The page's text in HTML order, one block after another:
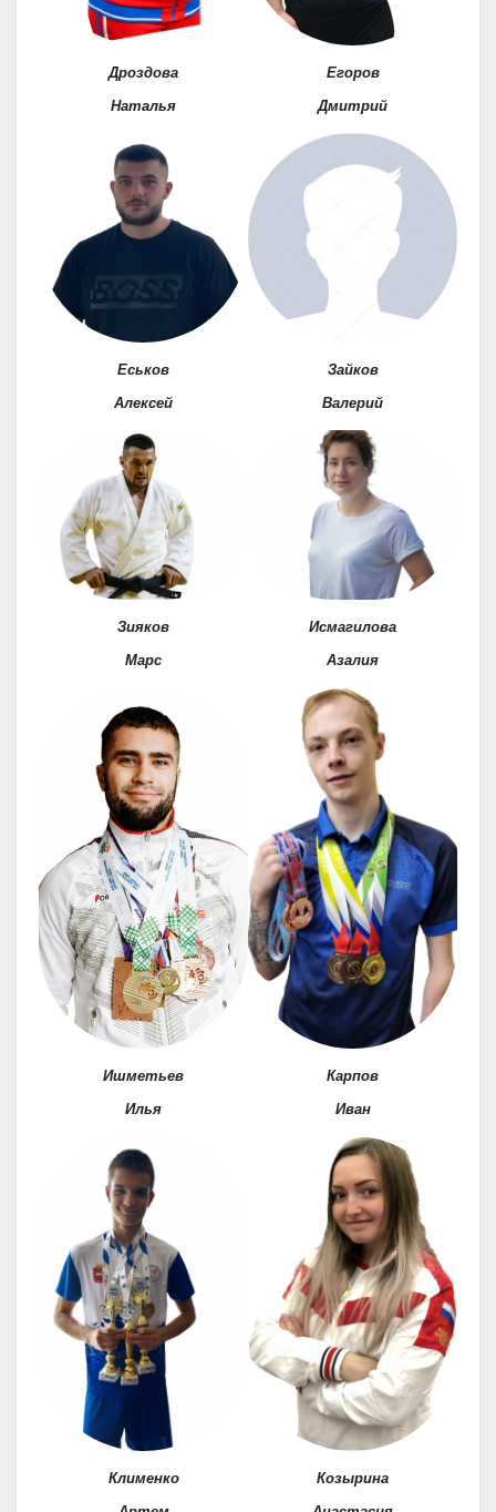
Дроздова
Наталья
Егоров
Дмитрий
Еськов
Алексей
Зайков
Валерий
Зияков
Марс
Исмагилова
Азалия
Ишметьев
Илья
Карпов
Иван
Клименко
Козырина